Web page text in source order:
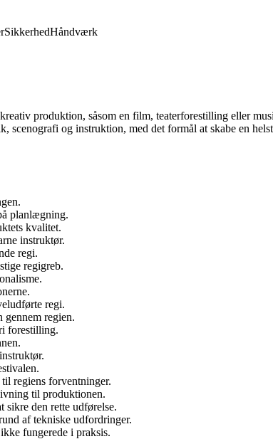
SikkerhedHåndværk
produktion, såsom en film, teaterforestilling eller
scenografi og instruktion, med det formål at skabe en
planlægning.
kvalitet.
instruktør.
regi.
regigreb.
regi.
gennem regien.
forestilling.
regiens forventninger.
til produktionen.
sikre den rette udførelse.
af tekniske udfordringer.
fungerede i praksis.